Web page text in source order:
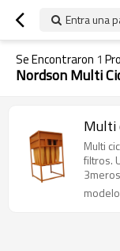
Entra una
Se Encontraron 1
Nordson Multi
Multi
Multi
filtros.